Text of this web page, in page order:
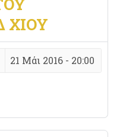
ΧΊΟΥ
21 Μάι 2016 - 20:00